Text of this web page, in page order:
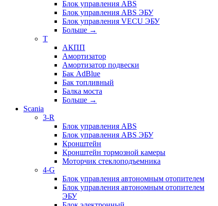
Блок управления ABS
Блок управления ABS ЭБУ
Блок управления VECU ЭБУ
Больше →
T
АКПП
Амортизатор
Амортизатор подвески
Бак AdBlue
Бак топливный
Балка моста
Больше →
Scania
3-R
Блок управления ABS
Блок управления ABS ЭБУ
Кронштейн
Кронштейн тормозной камеры
Моторчик стеклоподъемника
4-G
Блок управления автономным отопителем
Блок управления автономным отопителем
ЭБУ